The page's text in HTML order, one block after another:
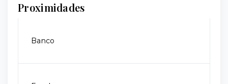
Proximidades
Banco